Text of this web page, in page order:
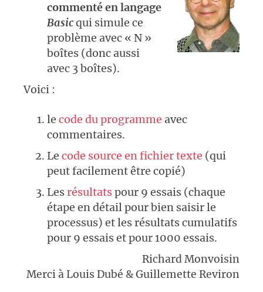
commenté en langage
Basicqui simule ce
problème avec « N »
boîtes (donc aussi
avec 3 boîtes).
Voici :
le code du programme avec
commentaires.
Le code source en fichier texte (qui
peut facilement être copié)
Lesrésultatspour 9 essais (chaque
étape en détail pour bien saisir le
processus) et les résultats cumulatifs
pour 9 essais et pour 1000 essais.
Richard Monvoisin
Merci à Louis Dubé & Guillemette Reviron